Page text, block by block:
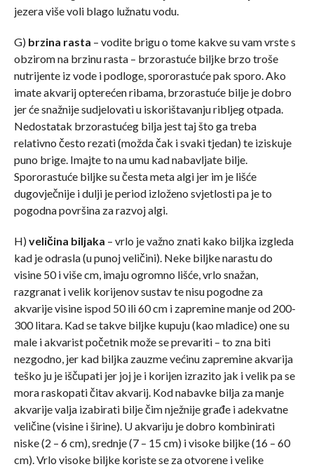
jezera više voli blago lužnatu vodu.
G)brzina rasta – vodite brigu o tome kakve su vam vrste s
obzirom na brzinu rasta – brzorastuće biljke brzo troše
nutrijente iz vode i podloge, spororastuće pak sporo. Ako
imate akvarij opterećen ribama, brzorastuće bilje je dobro
jer će snažnije sudjelovati u iskorištavanju ribljeg otpada.
Nedostatak brzorastućeg bilja jest taj što ga treba
relativno često rezati (možda čak i svaki tjedan) te iziskuje
puno brige. Imajte to na umu kad nabavljate bilje.
Spororastuće biljke su česta meta algi jer im je lišće
dugovječnije i dulji je period izloženo svjetlosti pa je to
pogodna površina za razvoj algi.
H)veličina biljaka – vrlo je važno znati kako biljka izgleda
kad je odrasla (u punoj veličini). Neke biljke narastu do
visine 50 i više cm, imaju ogromno lišće, vrlo snažan,
razgranat i velik korijenov sustav te nisu pogodne za
akvarije visine ispod 50 ili 60 cm i zapremine manje od 200-
300 litara. Kad se takve biljke kupuju (kao mladice) one su
male i akvarist početnik može se prevariti – to zna biti
nezgodno, jer kad biljka zauzme većinu zapremine akvarija
teško ju je iščupati jer joj je i korijen izrazito jak i velik pa se
mora raskopati čitav akvarij. Kod nabavke bilja za manje
akvarije valja izabirati bilje čim nježnije građe i adekvatne
veličine (visine i širine). U akvariju je dobro kombinirati
niske (2 – 6 cm), srednje (7 – 15 cm) i visoke biljke (16 – 60
cm). Vrlo visoke biljke koriste se za otvorene i velike